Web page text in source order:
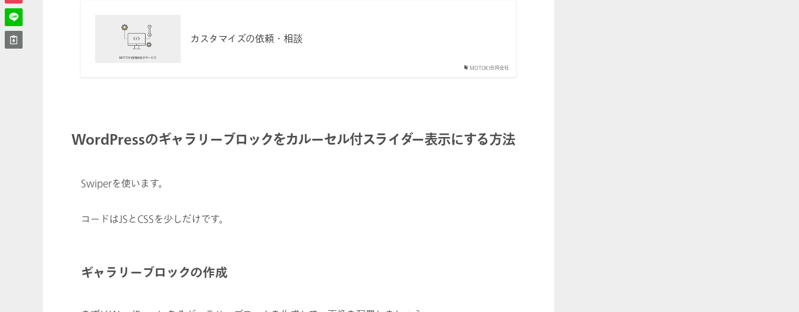
MOTOKI合同会社
カスタマイズの依頼・相談
WordPressのギャラリーブロックをカルーセル付スライダー表示にする方法
Swiperを使います。
コードはJSとCSSを少しだけです。
ギャラリーブロックの作成